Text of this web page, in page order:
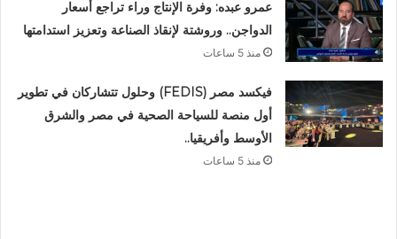
عمرو عبده: وفرة الإنتاج وراء تراجع أسعار
الدواجن.. وروشتة لإنقاذ الصناعة وتعزيز استدامتها
منذ 5 ساعات
فيكسد مصر (FEDIS) وحلول تتشاركان في تطوير
أول منصة للسياحة الصحية في مصر والشرق
الأوسط وأفريقيا..
منذ 5 ساعات